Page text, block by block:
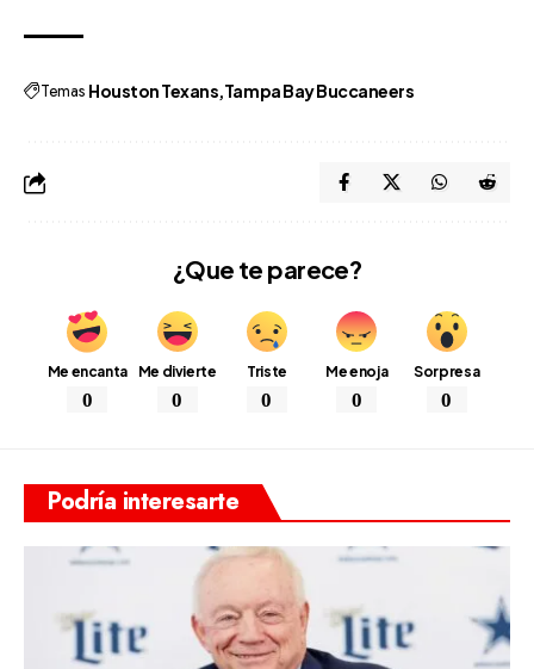
Temas Houston Texans Tampa Bay Buccaneers
¿Que te parece?
Me encanta
0
Me divierte
0
Triste
0
Me enoja
0
Sorpresa
0
Podría interesarte